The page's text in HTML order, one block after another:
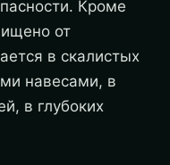
Кроме
от
в скалистых
навесами, в
в глубоких